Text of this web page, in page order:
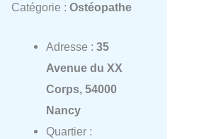
Catégorie : Ostéopathe
Adresse : 35
Avenue du XX
Corps, 54000
Nancy
Quartier :